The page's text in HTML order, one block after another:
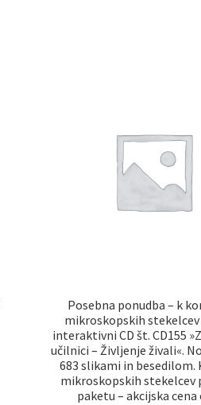
Posebna ponudba – k
mikroskopskih
interaktivni CD št. CD155
učilnici – Življenje živali«.
683 slikami in
mikroskopskih stekelcev
paketu – akcijska cena